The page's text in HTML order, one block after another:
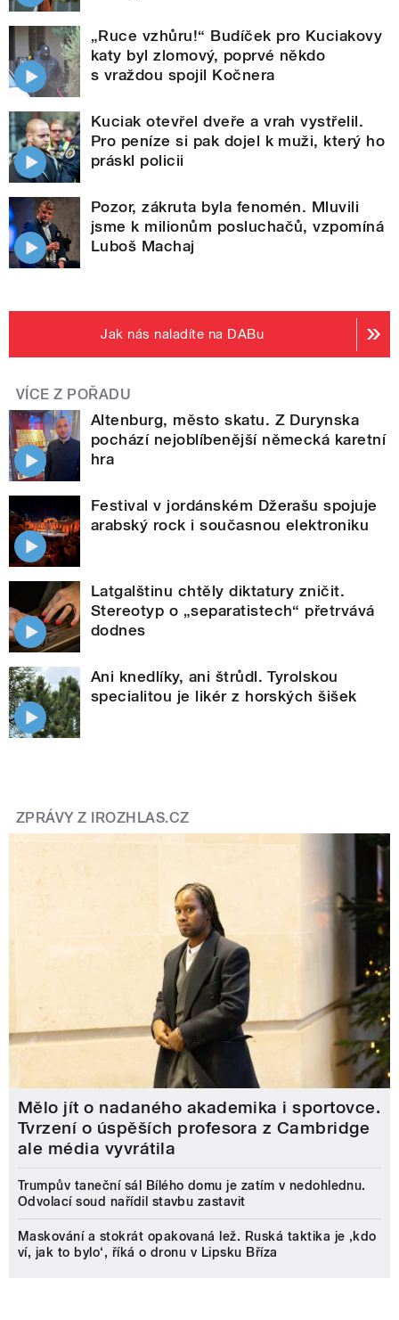
„Ruce vzhůru!“ Budíček pro Kuciakovy
katy byl zlomový, poprvé někdo
s vraždou spojil Kočnera
Kuciak otevřel dveře a vrah vystřelil.
Pro peníze si pak dojel k muži, který ho
práskl policii
Pozor, zákruta byla fenomén. Mluvili
jsme k milionům posluchačů, vzpomíná
Luboš Machaj
Jak nás naladíte na DABu
VÍCE Z POŘADU
Altenburg, město skatu. Z Durynska
pochází nejoblíbenější německá karetní
hra
Festival v jordánském Džerašu spojuje
arabský rock i současnou elektroniku
Latgalštinu chtěly diktatury zničit.
Stereotyp o „separatistech“ přetrvává
dodnes
Ani knedlíky, ani štrůdl. Tyrolskou
specialitou je likér z horských šišek
ZPRÁVY Z IROZHLAS.CZ
Mělo jít o nadaného akademika i sportovce.
Tvrzení o úspěších profesora z Cambridge
ale média vyvrátila
Trumpův taneční sál Bílého domu je zatím v nedohlednu.
Odvolací soud nařídil stavbu zastavit
Maskování a stokrát opakovaná lež. Ruská taktika je ‚kdo
ví, jak to bylo‘, říká o dronu v Lipsku Bříza